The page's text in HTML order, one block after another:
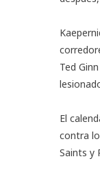
Ted
El
contra
Saints y